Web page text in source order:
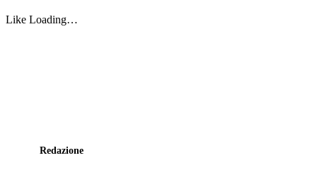
Like Loading…
Redazione